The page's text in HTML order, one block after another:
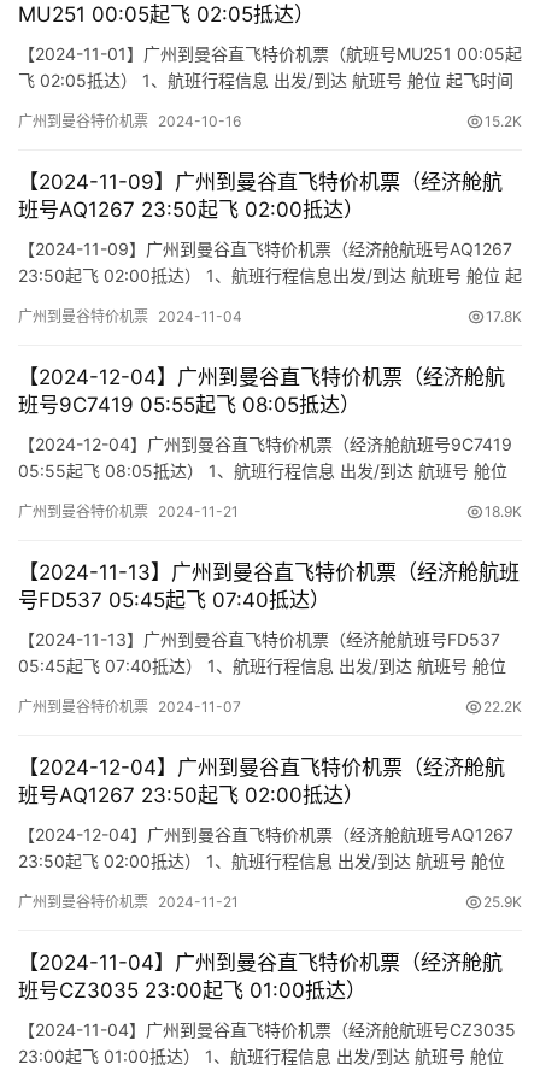
MU251 00:05起飞 02:05抵达）
【2024-11-01】广州到曼谷直飞特价机票（航班号MU251 00:05起
飞 02:05抵达） 1、航班行程信息 出发/到达 航班号 舱位 起飞时间
(Departure Time) (Arrival Time) 出发(TakeOff) 到达(…
广州到曼谷特价机票 2024-10-16 15.2K
【2024-11-09】广州到曼谷直飞特价机票（经济舱航
班号AQ1267 23:50起飞 02:00抵达）
【2024-11-09】广州到曼谷直飞特价机票（经济舱航班号AQ1267
23:50起飞 02:00抵达） 1、航班行程信息出发/到达 航班号 舱位 起
(class) (Departure Time) (Arrival Time) 出发(TakeOff) 到…
广州到曼谷特价机票 2024-11-04 17.8K
【2024-12-04】广州到曼谷直飞特价机票（经济舱航
班号9C7419 05:55起飞 08:05抵达）
【2024-12-04】广州到曼谷直飞特价机票（经济舱航班号9C7419
05:55起飞 08:05抵达） 1、航班行程信息 出发/到达 航班号 舱位
(class) (Departure Time) (Arrival Time) 出发(TakeOff)…
广州到曼谷特价机票 2024-11-21 18.9K
【2024-11-13】广州到曼谷直飞特价机票（经济舱航班
号FD537 05:45起飞 07:40抵达）
【2024-11-13】广州到曼谷直飞特价机票（经济舱航班号FD537
05:45起飞 07:40抵达） 1、航班行程信息 出发/到达 航班号 舱位
(class) (Departure Time) (Arrival Time) 出发(TakeOff) …
广州到曼谷特价机票 2024-11-07 22.2K
【2024-12-04】广州到曼谷直飞特价机票（经济舱航
班号AQ1267 23:50起飞 02:00抵达）
【2024-12-04】广州到曼谷直飞特价机票（经济舱航班号AQ1267
23:50起飞 02:00抵达） 1、航班行程信息 出发/到达 航班号 舱位
(class) (Departure Time) (Arrival Time) 出发(TakeOff)…
广州到曼谷特价机票 2024-11-21 25.9K
【2024-11-04】广州到曼谷直飞特价机票（经济舱航
班号CZ3035 23:00起飞 01:00抵达）
【2024-11-04】广州到曼谷直飞特价机票（经济舱航班号CZ3035
23:00起飞 01:00抵达） 1、航班行程信息 出发/到达 航班号 舱位